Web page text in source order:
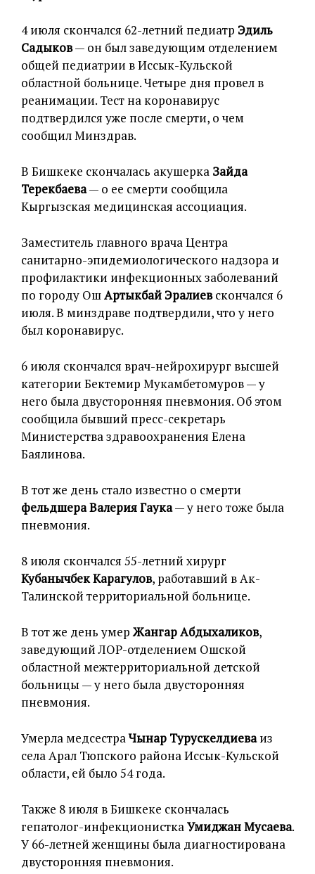
4 июля скончался 62-летний педиатр Эдиль
Садыков— он был заведующим отделением
общей педиатрии в Иссык-Кульской
областной больнице. Четыре дня провел в
реанимации. Тест на коронавирус
подтвердился уже после смерти, о чем
сообщил Минздрав.
В Бишкеке скончалась акушерка Зайда
Терекбаева— о ее смерти сообщила
Кыргызская медицинская ассоциация.
Заместитель главного врача Центра
санитарно-эпидемиологического надзора и
профилактики инфекционных заболеваний
по городу ОшАртыкбай Эралиев скончался 6
июля. В минздраве подтвердили, что у него
был коронавирус.
6 июля скончался врач-нейрохирург высшей
категории Бектемир Мукамбетомуров — у
него была двусторонняя пневмония. Об этом
сообщила бывший пресс-секретарь
Министерства здравоохранения Елена
Баялинова.
В тот же день стало известно о смерти
фельдшера Валерия Гаука— у него тоже была
пневмония.
8 июля скончался 55-летний хирург
Кубанычбек Карагулов, работавший в Ак-
Талинской территориальной больнице.
В тот же день умер Жангар Абдыхаликов,
заведующий ЛОР-отделением Ошской
областной межтерриториальной детской
больницы — у него была двусторонняя
пневмония.
Умерла медсестраЧынар Турускелдиева из
села Арал Тюпского района Иссык-Кульской
области, ей было 54 года.
Также 8 июля в Бишкеке скончалась
гепатолог-инфекционисткаУмиджан Мусаева.
У 66-летней женщины была диагностирована
двусторонняя пневмония.